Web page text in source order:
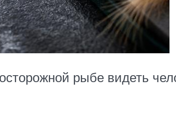
рыбе видеть